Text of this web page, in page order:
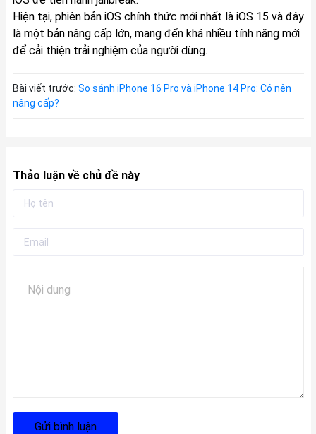
Hiện tại, phiên bản iOS chính thức mới nhất là iOS 15 và đây
là một bản nâng cấp lớn, mang đến khá nhiều tính năng mới
để cải thiện trải nghiệm của người dùng.
Bài viết trước: So sánh iPhone 16 Pro và iPhone 14 Pro: Có nên
nâng cấp?
Thảo luận về chủ đề này
Gửi bình luận